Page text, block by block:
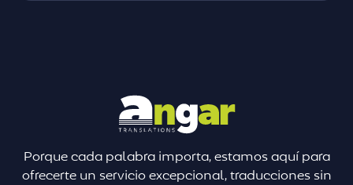
Porque cada palabra importa, estamos aquí para
ofrecerte un servicio excepcional, traducciones sin